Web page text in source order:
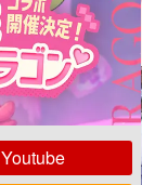
Youtube